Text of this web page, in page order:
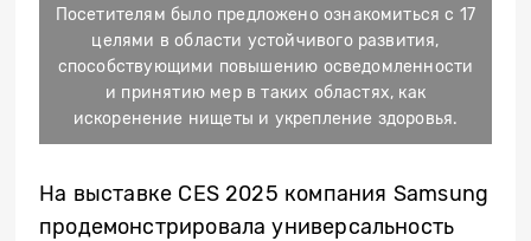
Посетителям было предложено ознакомиться с 17
целями в области устойчивого развития,
способствующими повышению осведомленности
и принятию мер в таких областях, как
искоренение нищеты и укрепление здоровья.
На выставке CES 2025 компания Samsung
продемонстрировала универсальность